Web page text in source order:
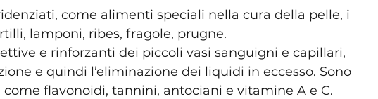
come alimenti speciali nella cura della pelle, i
lamponi, ribes, fragole, prugne.
e rinforzanti dei piccoli vasi sanguigni e capillari,
e quindi l’eliminazione dei liquidi in eccesso. Sono
flavonoidi, tannini, antociani e vitamine A e C.